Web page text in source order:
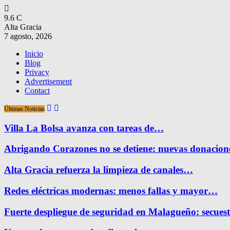
9.6 C
Alta Gracia
7 agosto, 2026
Inicio
Blog
Privacy
Advertisement
Contact
Últimas Noticias
Villa La Bolsa avanza con tareas de…
Abrigando Corazones no se detiene: nuevas
Alta Gracia refuerza la limpieza de canales…
Redes eléctricas modernas: menos fallas y mayor…
Fuerte despliegue de seguridad en Malagueño: